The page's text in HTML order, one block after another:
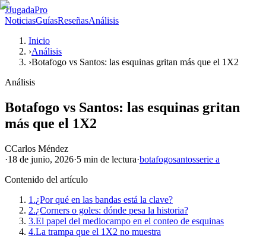
JJugadaPro
NoticiasGuíasReseñasAnálisis
Inicio
›Análisis
›Botafogo vs Santos: las esquinas gritan más que el 1X2
Análisis
Botafogo vs Santos: las esquinas gritan
más que el 1X2
CCarlos Méndez
·18 de junio, 2026·5 min de lectura·botafogosantosserie a
Contenido del artículo
1.¿Por qué en las bandas está la clave?
2.¿Corners o goles: dónde pesa la historia?
3.El papel del mediocampo en el conteo de esquinas
4.La trampa que el 1X2 no muestra